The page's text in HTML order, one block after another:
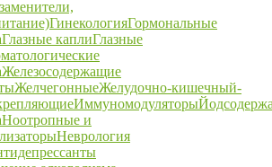
ГинекологияГормональные
Глазные каплиГлазные
Железосодержащие
ЖелчегонныеЖелудочно-кишечный-
Иммуномодуляторы
Ноотропные и
Неврология